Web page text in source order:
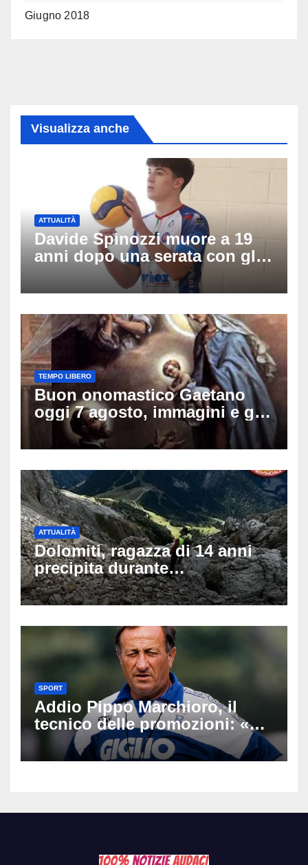
Giugno 2018
Visualizza anche
ATTUALITÀ
Davide Spinozzi muore a 19
anni dopo una serata con gli
amici: il mistero dello
schianto senza frenata
TEMPO LIBERO
Buon onomastico Gaetano
oggi 7 agosto, immagini e gif
di auguri da condividere sui
social
ATTUALITÀ
Dolomiti, ragazza di 14 anni
precipita durante
un’escursione: tragedia sul
Latemar davanti alla famiglia
SPORT
Addio Pippo Marchioro, il
tecnico delle promozioni: «Ha
scritto pagine indimenticabili
del nostro calcio»